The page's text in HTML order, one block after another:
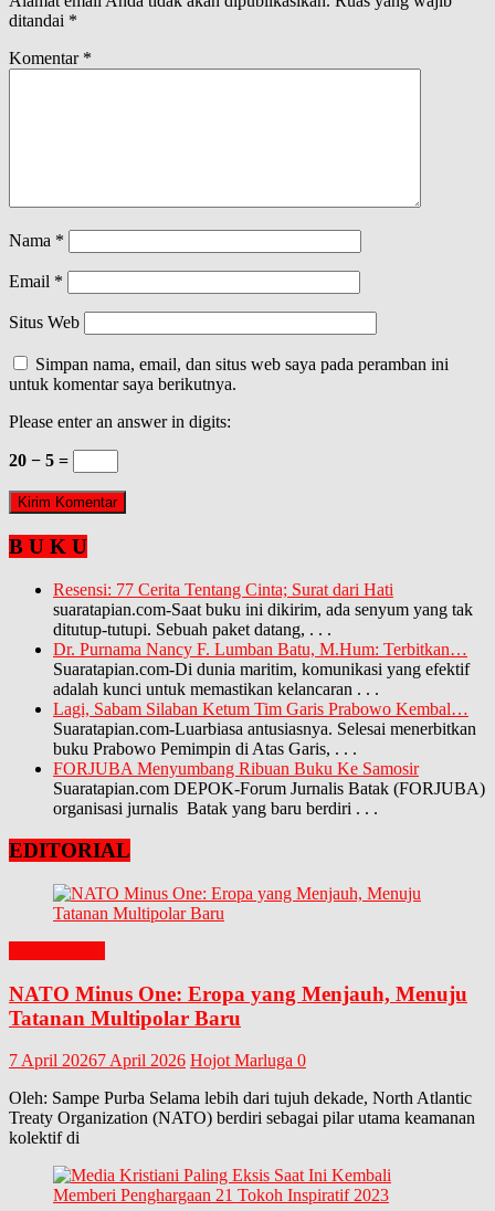
ditandai *
Komentar *
Nama *
Email *
Situs Web
Simpan nama, email, dan situs web saya pada peramban ini
untuk komentar saya berikutnya.
Please enter an answer in digits:
20 − 5 =
B U K U
Resensi: 77 Cerita Tentang Cinta; Surat dari Hati
suaratapian.com-Saat buku ini dikirim, ada senyum yang tak
ditutup-tutupi. Sebuah paket datang, . . .
Dr. Purnama Nancy F. Lumban Batu, M.Hum: Terbitkan…
Suaratapian.com-Di dunia maritim, komunikasi yang efektif
adalah kunci untuk memastikan kelancaran . . .
Lagi, Sabam Silaban Ketum Tim Garis Prabowo Kembal…
Suaratapian.com-Luarbiasa antusiasnya. Selesai menerbitkan
buku Prabowo Pemimpin di Atas Garis, . . .
FORJUBA Menyumbang Ribuan Buku Ke Samosir
Suaratapian.com DEPOK-Forum Jurnalis Batak (FORJUBA)
organisasi jurnalis Batak yang baru berdiri . . .
EDITORIAL
NATO Minus One: Eropa yang Menjauh, Menuju
Tatanan Multipolar Baru
7 April 20267 April 2026 Hojot Marluga 0
Oleh: Sampe Purba Selama lebih dari tujuh dekade, North Atlantic
Treaty Organization (NATO) berdiri sebagai pilar utama keamanan
kolektif di